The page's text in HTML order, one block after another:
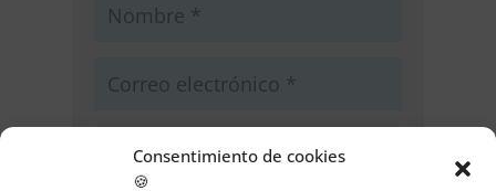
Consentimiento de cookies
🍪